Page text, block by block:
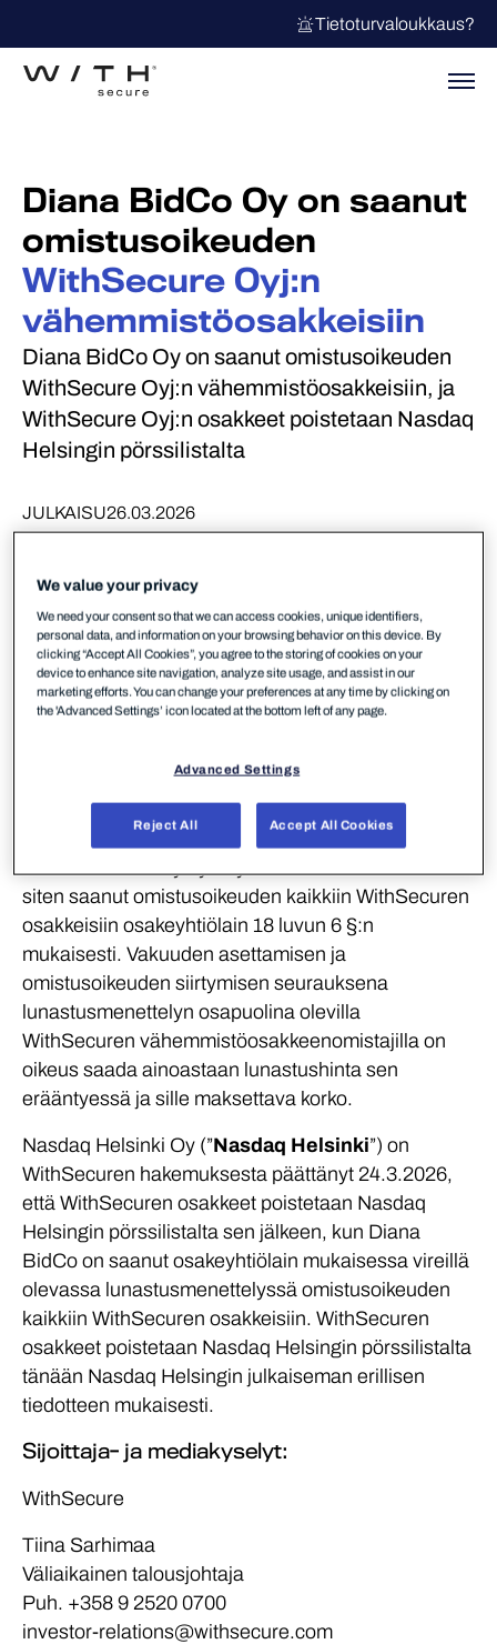
Tietoturvaloukkaus?
Diana BidCo Oy on saanut
omistusoikeuden
WithSecure Oyj:n
vähemmistöosakkeisiin
Diana BidCo Oy on saanut omistusoikeuden
WithSecure Oyj:n vähemmistöosakkeisiin, ja
WithSecure Oyj:n osakkeet poistetaan Nasdaq
Helsingin pörssilistalta
JULKAISU26.03.2026
Diana BidCo Oy on saanut omistusoikeuden
WithSecure Oyj:n vähemmistöosakkeisiin, ja
WithSecure Oyj:n osakkeet poistetaan
Nasdaq Helsingin pörssilistalta
Diana BidCo Oy (”
”) on asettanut
lunastuslautakunnan nimeämä välitysoikeus on
hyväksynyt WithSecure Oyj:n (”WithSecure
vähemmistöosakkeita koskevan
lunastusmenettelyn yhteydessä. Diana BidCo on
siten saanut omistusoikeuden kaikkiin WithSecuren
osakkeisiin osakeyhtiölain 18 luvun 6 §:n
mukaisesti. Vakuuden asettamisen ja
omistusoikeuden siirtymisen seurauksena
lunastusmenettelyn osapuolina olevilla
WithSecuren vähemmistöosakkeenomistajilla on
oikeus saada ainoastaan lunastushinta sen
erääntyessä ja sille maksettava korko.
Nasdaq Helsinki Oy (”Nasdaq Helsinki”) on
WithSecuren hakemuksesta päättänyt 24.3.2026,
että WithSecuren osakkeet poistetaan Nasdaq
Helsingin pörssilistalta sen jälkeen, kun Diana
BidCo on saanut osakeyhtiölain mukaisessa vireillä
olevassa lunastusmenettelyssä omistusoikeuden
kaikkiin WithSecuren osakkeisiin. WithSecuren
osakkeet poistetaan Nasdaq Helsingin pörssilistalta
tänään Nasdaq Helsingin julkaiseman erillisen
tiedotteen mukaisesti.
Sijoittaja- ja mediakyselyt:
WithSecure
Tiina Sarhimaa
Väliaikainen talousjohtaja
Puh. +358 9 2520 0700
investor-relations@withsecure.com
We value your privacy
We need your consent so that we can access cookies, unique identifiers,
personal data, and information on your browsing behavior on this device. By
clicking “Accept All Cookies”, you agree to the storing of cookies on your
device to enhance site navigation, analyze site usage, and assist in our
marketing efforts. You can change your preferences at any time by clicking on
the 'Advanced Settings’ icon located at the bottom left of any page.
Advanced Settings
Reject All Accept All Cookies